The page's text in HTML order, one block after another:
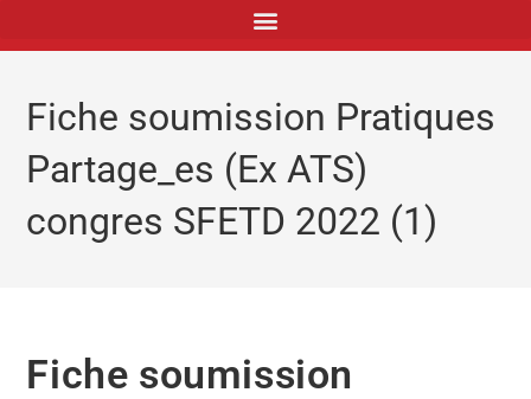
Fiche soumission Pratiques
Partage_es (Ex ATS)
congres SFETD 2022 (1)
Fiche soumission